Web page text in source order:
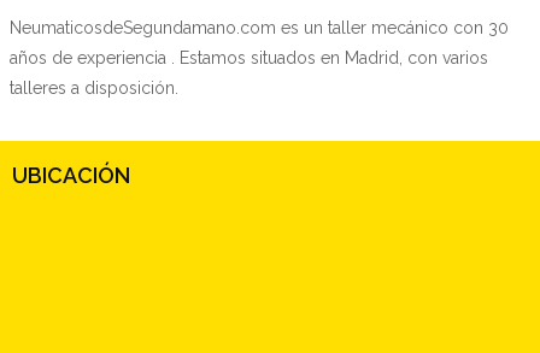
NeumaticosdeSegundamano.com es un taller mecánico con 30
años de experiencia . Estamos situados en Madrid, con varios
talleres a disposición.
UBICACIÓN